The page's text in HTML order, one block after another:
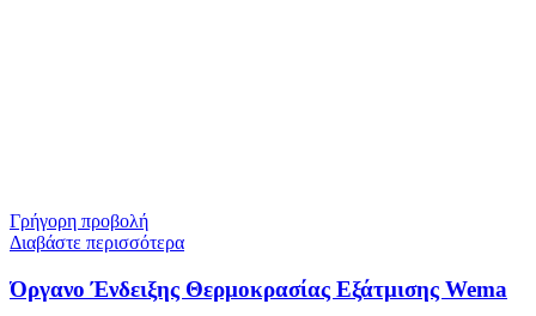
Γρήγορη προβολή
Διαβάστε περισσότερα
Όργανο Ένδειξης Θερμοκρασίας Εξάτμισης Wema